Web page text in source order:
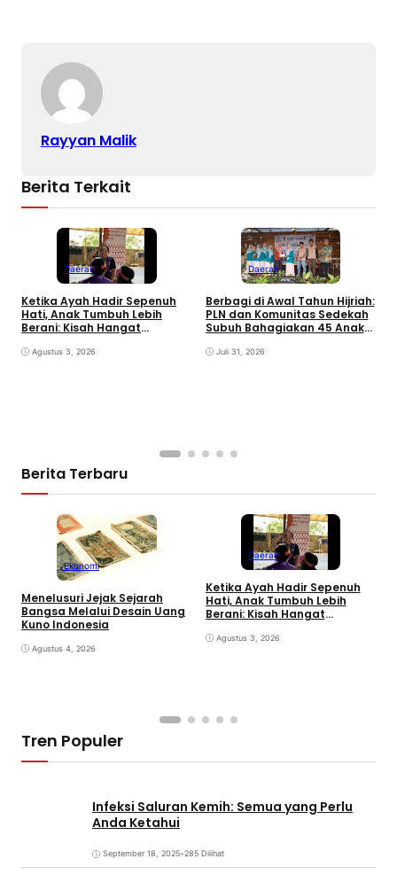
Rayyan Malik
Berita Terkait
Daerah
Ketika Ayah Hadir Sepenuh
Hati, Anak Tumbuh Lebih
Berani: Kisah Hangat
Agustus 3, 2026
Daerah
Berbagi di Awal Tahun Hijriah:
PLN dan Komunitas Sedekah
Subuh Bahagiakan 45 Anak
Juli 31, 2026
Berita Terbaru
Ekonomi
Menelusuri Jejak Sejarah
Bangsa Melalui Desain Uang
Kuno Indonesia
Agustus 4, 2026
Daerah
Ketika Ayah Hadir Sepenuh
Hati, Anak Tumbuh Lebih
Berani: Kisah Hangat
Agustus 3, 2026
Tren Populer
Infeksi Saluran Kemih: Semua yang Perlu
Anda Ketahui
September 18, 2025•285 Dilihat